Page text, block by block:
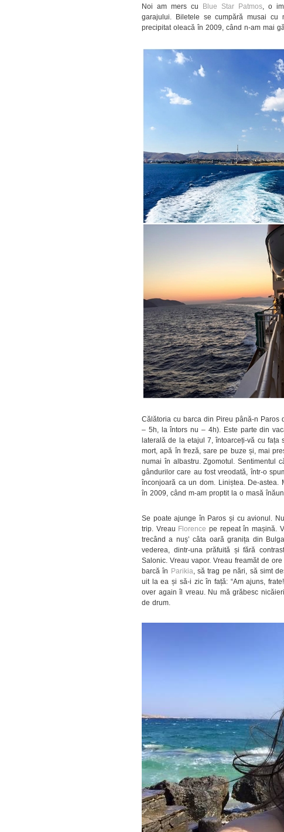
Noi am mers cu Blue Star Patmos, o
garajului. Biletele se cumpără musai cu
precipitat oleacă în 2009, când n-am mai
Călătoria cu barca din Pireu până-n
– 5h, la întors nu – 4h). Este parte din
laterală de la etajul 7, întoarceți-vă cu
mort, apă în freză, sare pe buze și, mai
numai în albastru. Zgomotul. Sentimentul
gândurilor care au fost vreodată, într-o
înconjoară ca un dom. Liniștea. De-astea.
în 2009, când m-am proptit la o masă
Se poate ajunge în Paros și cu avionul.
trip. Vreau Florence pe repeat în mașină.
trecând a nuș’ câta oară granița din
vederea, dintr-una prăfuită și fără
Salonic. Vreau vapor. Vreau freamăt de
barcă în Parikia , să trag pe nări, să simt
uit la ea și să-i zic în față: “Am ajuns,
over again îl vreau. Nu mă grăbesc
de drum.